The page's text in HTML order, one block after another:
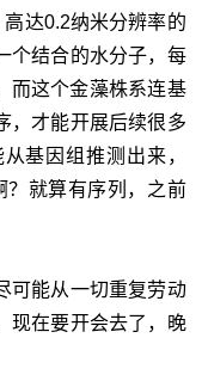
达0.2纳米分辨率的
个结合的水分子，每
这个金藻株系连基
，才能开展后续很多
基因组推测出来，
？就算有序列，之前
可能从一切重复劳动
现在要开会去了，晚